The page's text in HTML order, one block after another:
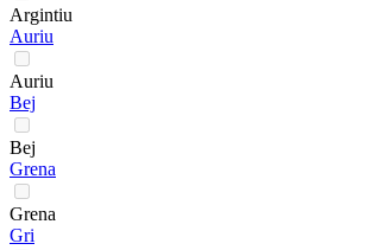
Argintiu
Auriu
Auriu
Bej
Bej
Grena
Grena
Gri